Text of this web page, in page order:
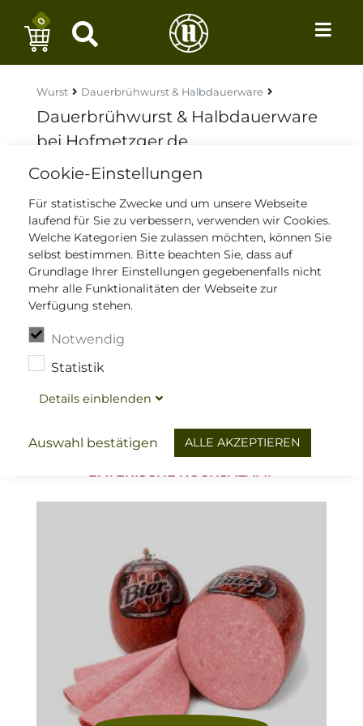
Cookie-Einstellungen
Für statistische Zwecke und um unsere Webseite
laufend für Sie zu verbessern, verwenden wir Cookies.
Welche Kategorien Sie zulassen möchten, können Sie
selbst bestimmen. Bitte beachten Sie, dass auf
Grundlage Ihrer Einstellungen gegebenenfalls nicht
mehr alle Funktionalitäten der Webseite zur
Verfügung stehen.
Notwendig
Statistik
Details einblenden
Auswahl bestätigen ALLE AKZEPTIEREN
0
Wurst Dauerbrühwurst & Halbdauerware
Dauerbrühwurst & Halbdauerware
bei Hofmetzger.de
€ 4,98
BAYERISCHE KOCHSALAMI